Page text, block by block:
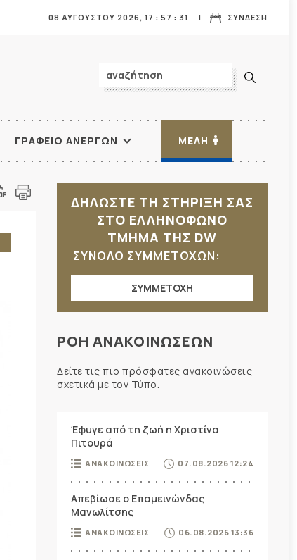
ΣΥΝΔΕΣΗ
08 ΑΥΓΟΥΣΤΟΥ 2026, 17 : 57 : 33
ΓΡΑΦΕΙΟ ΑΝΕΡΓΩΝ ΜΕΛΗ
ΔΗΛΩΣΤΕ ΤΗ ΣΤΗΡΙΞΗ ΣΑΣ
ΣΤΟ ΕΛΛΗΝΟΦΩΝΟ
ΤΜΗΜΑ ΤΗΣ DW
ΣΥΝΟΛΟ ΣΥΜΜΕΤΟΧΩΝ:
ΣΥΜΜΕΤΟΧΗ
ΡΟΗ ΑΝΑΚΟΙΝΩΣΕΩΝ
Δείτε τις πιο πρόσφατες ανακοινώσεις
σχετικά με τον Τύπο.
Έφυγε από τη ζωή η Χριστίνα
Πιτουρά
ΑΝΑΚΟΙΝΩΣΕΙΣ 07.08.2026 12:24
Απεβίωσε ο Επαμεινώνδας
Μανωλίτσης
ΑΝΑΚΟΙΝΩΣΕΙΣ 06.08.2026 13:36